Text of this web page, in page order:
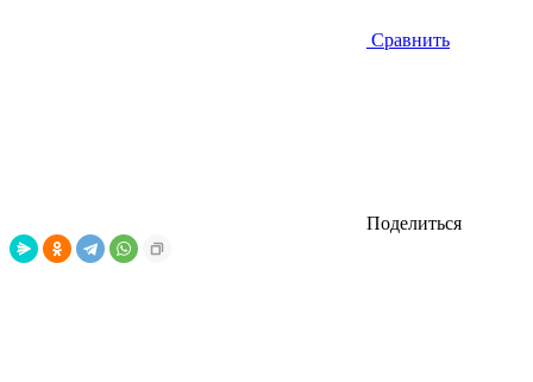
Сравнить
Поделиться